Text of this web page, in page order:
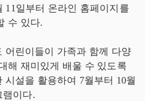
11일부터 온라인 홈페이지를
수 있다.
어린이들이 가족과 함께 다양
해 재미있게 배울 수 있도록
설을 활용하여 7월부터 10월
램이다.